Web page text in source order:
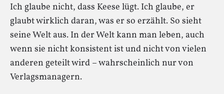
Ich glaube nicht, dass Keese lügt. Ich glaube, er
glaubt wirklich daran, was er so erzählt. So sieht
seine Welt aus. In der Welt kann man leben, auch
wenn sie nicht konsistent ist und nicht von vielen
anderen geteilt wird – wahrscheinlich nur von
Verlagsmanagern.